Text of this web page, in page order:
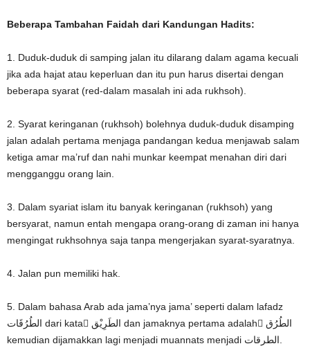
Beberapa Tambahan Faidah dari Kandungan Hadits:
1. Duduk-duduk di samping jalan itu dilarang dalam agama kecuali
jika ada hajat atau keperluan dan itu pun harus disertai dengan
beberapa syarat (red-dalam masalah ini ada rukhsoh).
2. Syarat keringanan (rukhsoh) bolehnya duduk-duduk disamping
jalan adalah pertama menjaga pandangan kedua menjawab salam
ketiga amar ma’ruf dan nahi munkar keempat menahan diri dari
mengganggu orang lain.
3. Dalam syariat islam itu banyak keringanan (rukhsoh) yang
bersyarat, namun entah mengapa orang-orang di zaman ini hanya
mengingat rukhsohnya saja tanpa mengerjakan syarat-syaratnya.
4. Jalan pun memiliki hak.
5. Dalam bahasa Arab ada jama’nya jama’ seperti dalam lafadz
الطُرُقَات dari kata ُالطَرِيْق dan jamaknya pertama adalah ُالطُرُق